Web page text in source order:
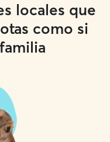
locales que
como si